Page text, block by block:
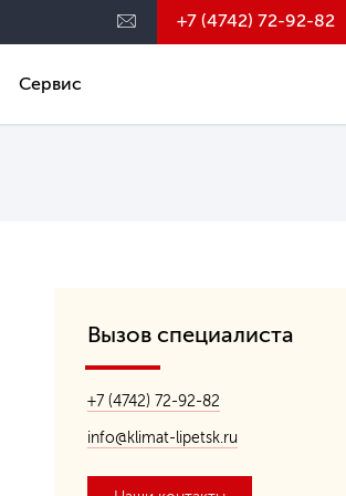
+7 (4742) 72-92-82
Сервис
Вызов специалиста
+7 (4742) 72-92-82
info@klimat-lipetsk.ru